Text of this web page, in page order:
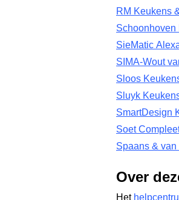
RM Keukens
Schoonhoven
SieMatic
SIMA-Wout
Sloos
Sluyk
SmartDesign
Soet
Spaans &
Over
Het